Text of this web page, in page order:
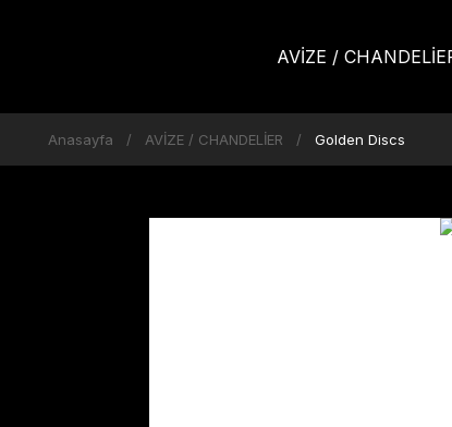
AVİZE /
Anasayfa AVİZE / CHANDELİER Golden Discs